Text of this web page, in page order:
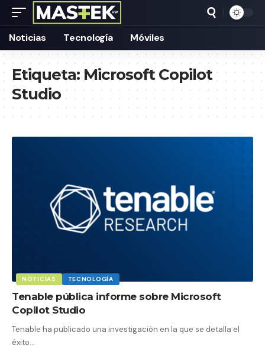
Noticias Tecnología Móviles
Etiqueta:Microsoft Copilot
Studio
NOTICIAS TECNOLOGÍA
Tenable pública informe sobre Microsoft
Copilot Studio
Tenable ha publicado una investigación en la que se detalla el
éxito…